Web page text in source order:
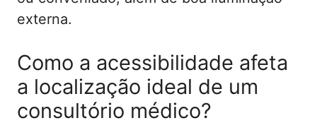
externa.
Como a acessibilidade afeta
a localização ideal de um
consultório médico?